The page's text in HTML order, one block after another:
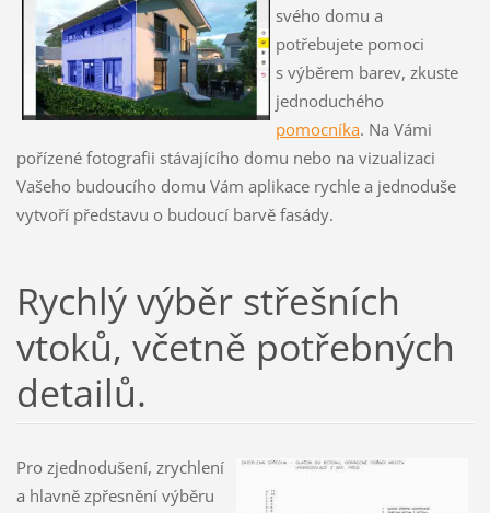
svého domu a
potřebujete pomoci
s výběrem barev, zkuste
jednoduchého
pomocníka. Na Vámi
pořízené fotografii stávajícího domu nebo na vizualizaci
Vašeho budoucího domu Vám aplikace rychle a jednoduše
vytvoří představu o budoucí barvě fasády.
Rychlý výběr střešních
vtoků, včetně potřebných
detailů.
Pro zjednodušení, zrychlení
a hlavně zpřesnění výběru